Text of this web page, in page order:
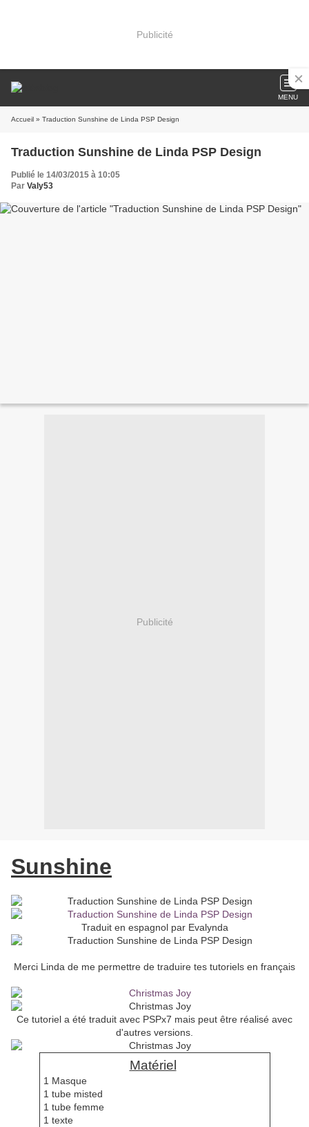
Publicité
MENU
Accueil » Traduction Sunshine de Linda PSP Design
Traduction Sunshine de Linda PSP Design
Publié le 14/03/2015 à 10:05
Par Valy53
Publicité
Sunshine
Traduit en espagnol par Evalynda
Merci Linda de me permettre de traduire tes tutoriels en français
Ce tutoriel a été traduit avec PSPx7 mais peut être réalisé avec
d'autres versions.
Matériel
1 Masque
1 tube misted
1 tube femme
1 texte